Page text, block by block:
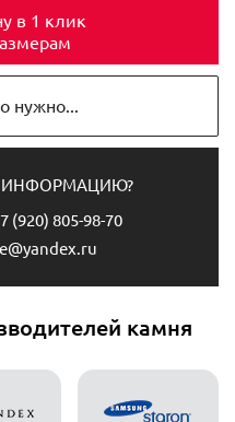
в 1 клик
нужно...
ИНФОРМАЦИЮ?
(920) 805-98-70
камня